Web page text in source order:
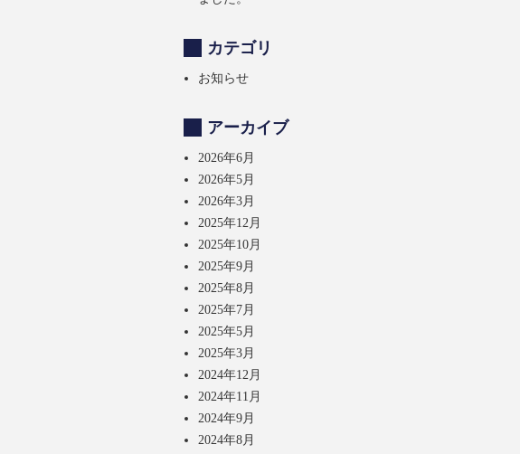
カテゴリ
お知らせ
アーカイブ
2026年6月
2026年5月
2026年3月
2025年12月
2025年10月
2025年9月
2025年8月
2025年7月
2025年5月
2025年3月
2024年12月
2024年11月
2024年9月
2024年8月